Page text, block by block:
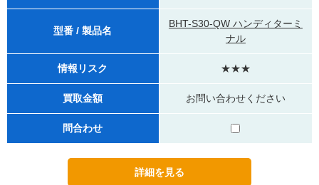
型番 / 製品名
BHT-S30-QW ハンディターミ
ナル
情報リスク ★★★
買取金額 お問い合わせください
問合わせ